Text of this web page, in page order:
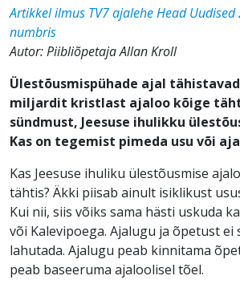
Artikkel ilmus TV7 ajalehe Head
numbris
Autor: Piibliõpetaja Allan Kroll
Ülestõusmispühade ajal
miljardit kristlast ajaloo kõige
sündmust, Jeesuse ihulikku
Kas on tegemist pimeda usu või
Kas Jeesuse ihuliku ülestõusmise
tähtis? Äkki piisab ainult isiklikust
Kui nii, siis võiks sama hästi uskuda
või Kalevipoega. Ajalugu ja õpetust ei
lahutada. Ajalugu peab kinnitama
peab baseeruma ajaloolisel tõel.